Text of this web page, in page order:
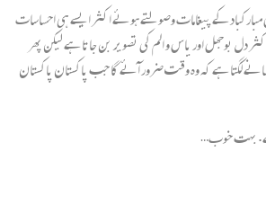
کے پیغامات وصولتے ہوئے اکثر ایسے ہی احساسات
دل بوجھل اور یاس و الم کی تصویر بن جاتا ہے لیکن پھر
لگتا ہے کہ وہ وقت ضرور آئے گا جب پاکستان پاکستان
بہت خوب…